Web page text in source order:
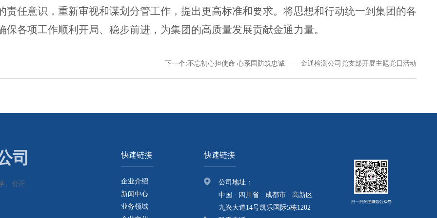
任意识，重新审视和谋划分管工作，提出更高标准和要求。将思想和行动统一到集团的各
各项工作顺利开局、稳步前进，为集团的高质量发展贡献金通力量。
下一个:不忘初心担使命 心系国防筑忠诚 ——金通检测公司党支部开展主题党日活动
司
、公正
快速链接
企业介绍
新闻中心
业务领域
快速链接
公司地址：
中国 · 四川省 · 成都市 · 高新区
九兴大道14号凯乐国际5栋1202